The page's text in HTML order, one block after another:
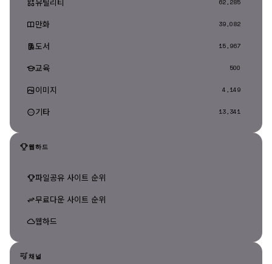
62,285
만화 39,082
도서 15,967
교육 500
이미지 4,149
기타 13,341
웹하드
파일공유 사이트 순위
무료다운 사이트 순위
웹하드
채널